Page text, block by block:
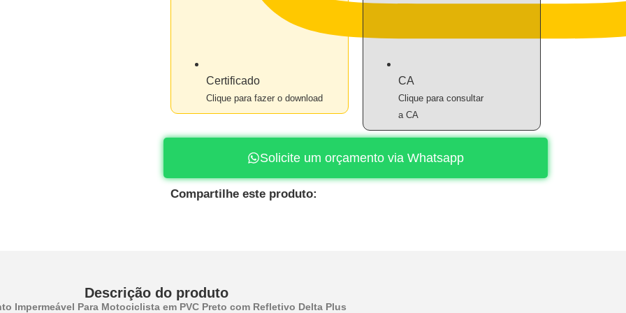
Certificado
Clique para fazer o download
CA
Clique para consultar
a CA
Solicite um orçamento via Whatsapp
Compartilhe este produto:
Descrição do produto
Impermeável Para Motociclista em PVC Preto com Refletivo Delta Plus